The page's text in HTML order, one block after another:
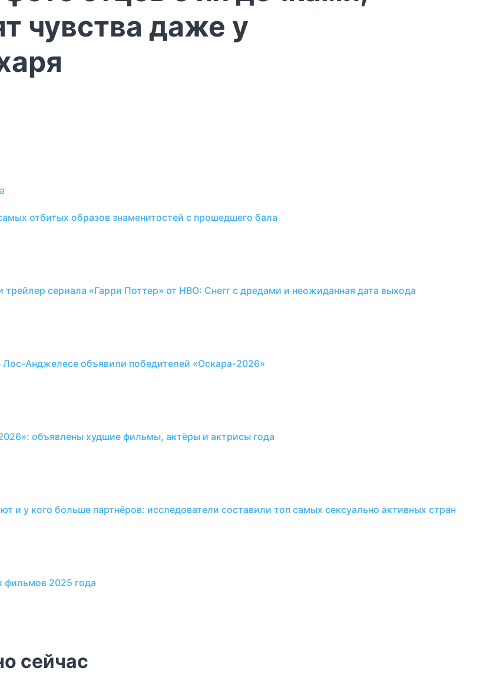
чувства даже у
отбитых образов знаменитостей с прошедшего бала
трейлер сериала «Гарри Поттер» от HBO: Снегг с дредами и неожиданная дата выхода
Анджелесе объявили победителей «Оскара-2026»
объявлены худшие фильмы, актёры и актрисы года
и у кого больше партнёров: исследователи составили топ самых сексуально активных стран
фильмов 2025 года
сейчас